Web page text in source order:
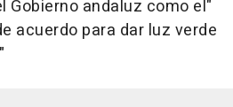
Gobierno andaluz como el"
acuerdo para dar luz verde